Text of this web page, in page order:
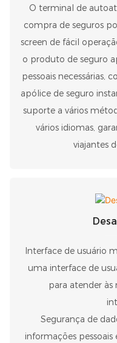
O terminal de
compra de seguros
screen de fácil
o produto de seguro
pessoais necessárias,
apólice de seguro
suporte a vários
vários idiomas,
viajantes
Interface de usuário
uma interface de
para atender às
Segurança de
informações